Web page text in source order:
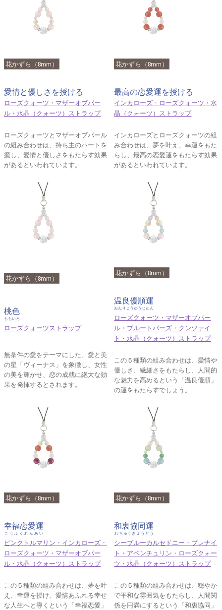
花かずら（8mm）
愛情と優しさを授ける
ローズクォーツ・マザーオブパー
ル・水晶（クォーツ）ストラップ
ローズクォーツとマザーオブパール
の組み合わせは、持ち主のハートを
癒し、愛情と優しさをもたらす効果
があるといわれています。
花かずら（8mm）
最高の恋愛運を授ける
インカローズ・ローズクォーツ・水
晶（クォーツ）ストラップ
インカローズとローズクォーツの組
み合わせは、夢を叶え、幸運をもた
らし、最高の恋愛運をもたらす効果
があるといわれています。
花かずら（8mm）
桃色
ももいろ
ローズクォーツストラップ
無条件の愛をテーマにした、愛と美
の星「ヴィーナス」を象徴し、女性
の美を輝かせ、恋の成就に絶大な効
果を発揮するとされます。
花かずら（8mm）
温良優順運
おんりょうゆうじゅん
ローズクォーツ・マザーオブパー
ル・ブルートパーズ・クンツァイ
ト・水晶（クォーツ）ストラップ
この５種類の組み合わせは、愛情や
優しさ、繊細さをもたらし、人間的
な魅力を高めるという「温良優順」
の運をもたらすでしょう。
花かずら（8mm）
幸福恋愛運
こうふくれんあい
ピンクトルマリン・インカローズ・
ローズクォーツ・マザーオブパー
ル・水晶（クォーツ）ストラップ
この５種類の組み合わせは、夢を叶
え、幸運を授け、愛情あふれる幸せ
な人生へと導くという「幸福恋愛」
花かずら（8mm）
和衷協同運
わちゅうきょうどう
シーブルーカルセドニー・プレナイ
ト・アベンチュリン・ローズクォー
ツ・水晶（クォーツ）ストラップ
この５種類の組み合わせは、穏やか
で平和な雰囲気をもたらし、人間関
係を円満にするという「和衷協同」